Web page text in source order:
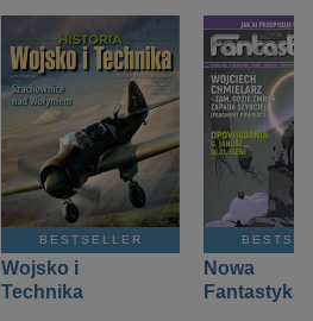
BESTSELLER
Wojsko i
Technika
Nowa
Fantastyka